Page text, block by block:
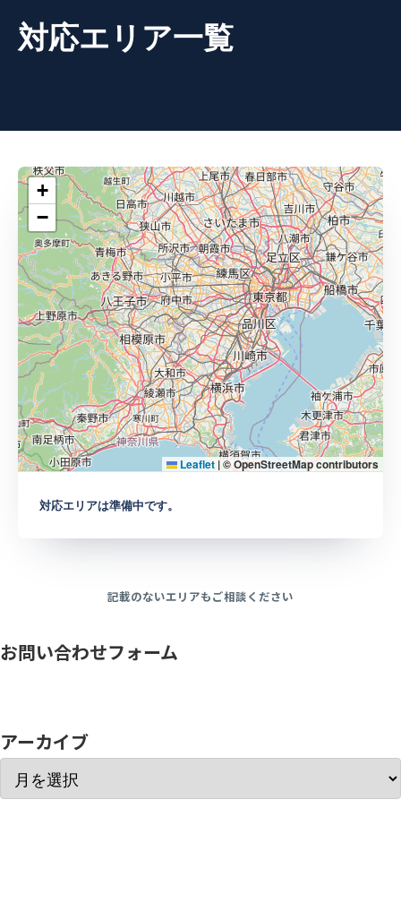
対応エリア一覧
+
−
Leaflet |© OpenStreetMap contributors
対応エリアは準備中です。
記載のないエリアもご相談ください
お問い合わせフォーム
アーカイブ